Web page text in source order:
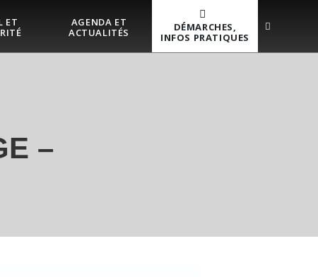
ET
AGENDA ET
ACTUALITÉS
DÉMARCHES,
INFOS PRATIQUES
–